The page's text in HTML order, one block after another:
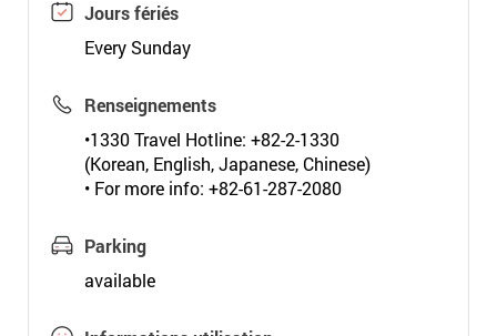
Jours fériés
Every Sunday
Renseignements
•1330 Travel Hotline: +82-2-1330
(Korean, English, Japanese, Chinese)
• For more info: +82-61-287-2080
Parking
available